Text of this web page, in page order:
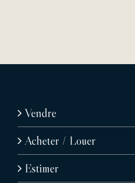
Vendre
Acheter / Louer
Estimer